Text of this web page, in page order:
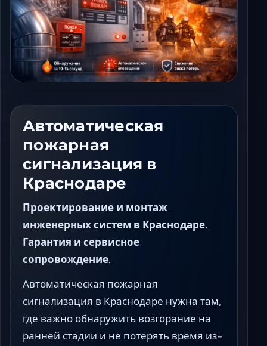
Ставрополь
Таганрог
Феодосия
Черкесск
Шахты
Автоматическая
пожарная
сигнализация в
Краснодаре
Проектирование и монтаж
инженерных систем в Краснодаре.
Гарантия и сервисное
сопровождение.
Автоматическая пожарная
сигнализация в Краснодаре нужна там,
где важно обнаружить возгорание на
ранней стадии и не потерять время из-